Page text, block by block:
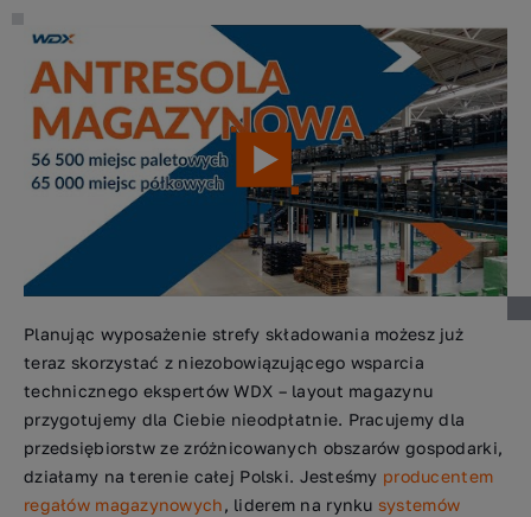
Planując wyposażenie strefy składowania możesz już
teraz skorzystać z niezobowiązującego wsparcia
technicznego ekspertów WDX – layout magazynu
przygotujemy dla Ciebie nieodpłatnie. Pracujemy dla
przedsiębiorstw ze zróżnicowanych obszarów gospodarki,
działamy na terenie całej Polski. Jesteśmy producentem
regałów magazynowych, liderem na rynku systemów